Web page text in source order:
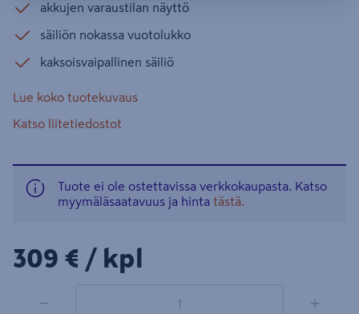
akkujen varaustilan näyttö
säiliön nokassa vuotolukko
kaksoisvaipallinen säiliö
Lue koko tuotekuvaus
Katso liitetiedostot
Tuote ei ole ostettavissa verkkokaupasta. Katso
myymäläsaatavuus ja hinta tästä.
309€/kpl
309 € / kpl
− +